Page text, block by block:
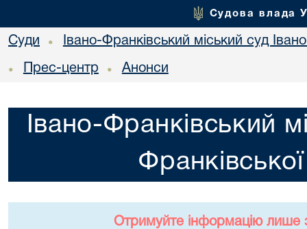
Судова влада
Суди • Івано-Франківський міський суд
• Прес-центр • Анонси
Івано-Франківський
Отримуйте інформацію лише